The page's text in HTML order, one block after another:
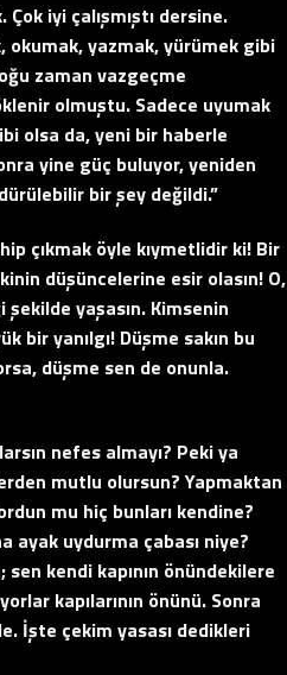
iyi çalışmıştı dersine.
okumak, yazmak, yürümek gibi
zaman vazgeçme
olmuştu. Sadece uyumak
olsa da, yeni bir haberle
yine güç buluyor, yeniden
bir şey değildi.”
çıkmak öyle kıymetlidir ki! Bir
düşüncelerine esir olasın! O,
yaşasın. Kimsenin
bir yanılgı! Düşme sakın bu
düşme sen de onunla.
nefes almayı? Peki ya
mutlu olursun? Yapmaktan
mu hiç bunları kendine?
ayak uydurma çabası niye?
kendi kapının önündekilere
kapılarının önünü. Sonra
İşte çekim yasası dedikleri